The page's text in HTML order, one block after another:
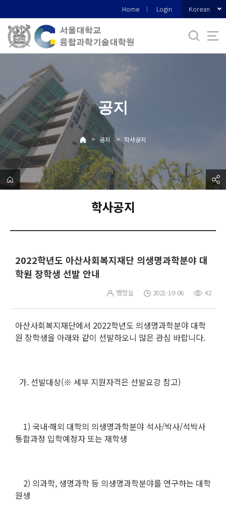
로
메
Home Login Korean
공지
> 공지 > 학사공지
학사공지
2022학년도 아산사회복지재단 의생명과학분야 대
학원 장학생 선발 안내
행정실 2021-10-06 42
아산사회복지재단에서 2022학년도 의생명과학분야 대학
원 장학생을 아래와 같이 선발하오니 많은 관심 바랍니다.
가. 선발대상(※ 세부 지원자격은 선발요강 참고)
1) 국내·해외 대학의 의생명과학분야 석사/박사/석박사
통합과정 입학예정자 또는 재학생
2) 의과학, 생명과학 등 의생명과학분야를 연구하는 대학
원생